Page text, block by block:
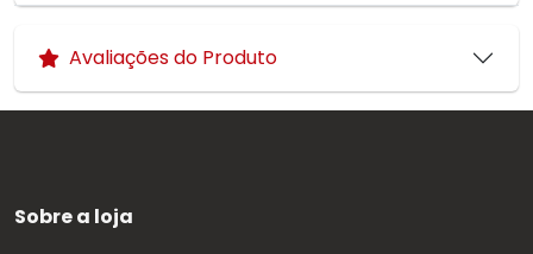
Avaliações do Produto
Sobre a loja